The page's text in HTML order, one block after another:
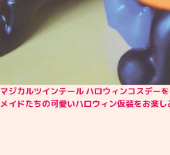
マジカルツインテール ハロウィンコスデー
メイドたちの可愛いハロウィン仮装をお楽し